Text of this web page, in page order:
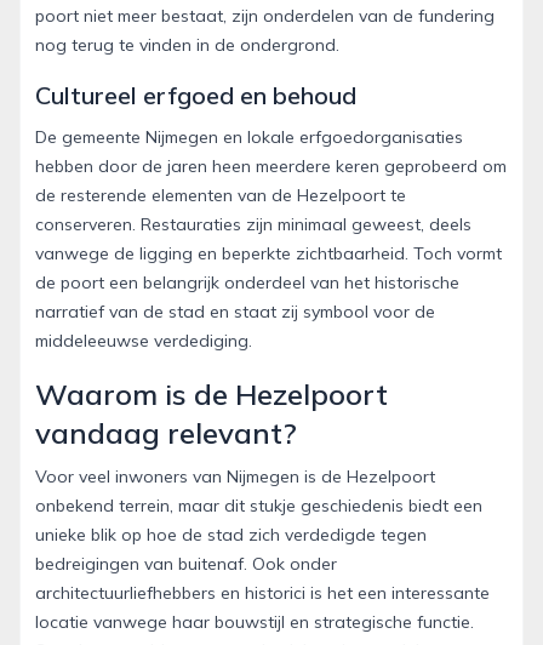
poort niet meer bestaat, zijn onderdelen van de fundering
nog terug te vinden in de ondergrond.
Cultureel erfgoed en behoud
De gemeente Nijmegen en lokale erfgoedorganisaties
hebben door de jaren heen meerdere keren geprobeerd om
de resterende elementen van de Hezelpoort te
conserveren. Restauraties zijn minimaal geweest, deels
vanwege de ligging en beperkte zichtbaarheid. Toch vormt
de poort een belangrijk onderdeel van het historische
narratief van de stad en staat zij symbool voor de
middeleeuwse verdediging.
Waarom is de Hezelpoort
vandaag relevant?
Voor veel inwoners van Nijmegen is de Hezelpoort
onbekend terrein, maar dit stukje geschiedenis biedt een
unieke blik op hoe de stad zich verdedigde tegen
bedreigingen van buitenaf. Ook onder
architectuurliefhebbers en historici is het een interessante
locatie vanwege haar bouwstijl en strategische functie.